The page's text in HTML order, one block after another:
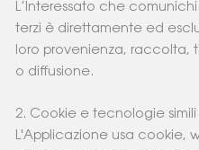
L’Interessato che
terzi è direttamente ed
loro provenienza, raccolta,
o diffusione.
2. Cookie e tecnologie simili
L'Applicazione usa cookie,